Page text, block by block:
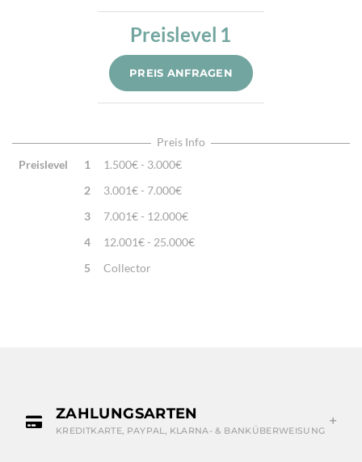
Schafwolle
Halbantik
Per Hand gewebt, geknüpft & bestickt
Natürliche Schafwolle, Traditionell von Hand
Preislevel 1
PREIS ANFRAGEN
Preis Info
Preislevel
1
1.500€ - 3.000€
2
3.001€ - 7.000€
3
7.001€ - 12.000€
4
12.001€ - 25.000€
5
Collector
ZAHLUNGSARTEN
KREDITKARTE, PAYPAL, KLARNA- & BANKÜBERWEISUNG